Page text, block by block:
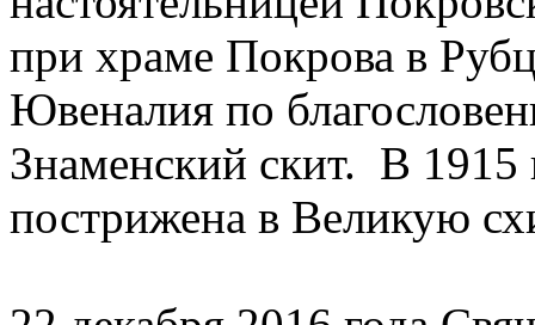
при храме Покрова в
Ювеналия по
Знаменский скит. В
пострижена в Великую